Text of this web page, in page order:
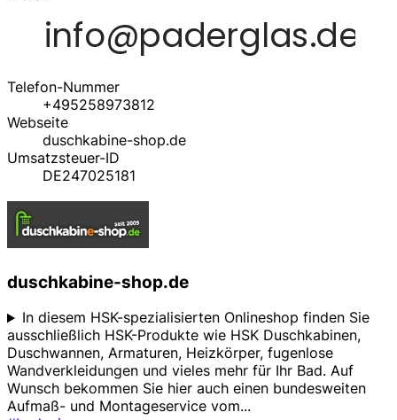
Telefon-Nummer
+495258973812
Webseite
duschkabine-shop.de
Umsatzsteuer-ID
DE247025181
duschkabine-shop.de
In diesem HSK-spezialisierten Onlineshop finden Sie
ausschließlich HSK-Produkte wie HSK Duschkabinen,
Duschwannen, Armaturen, Heizkörper, fugenlose
Wandverkleidungen und vieles mehr für Ihr Bad. Auf
Wunsch bekommen Sie hier auch einen bundesweiten
Aufmaß- und Montageservice vom...